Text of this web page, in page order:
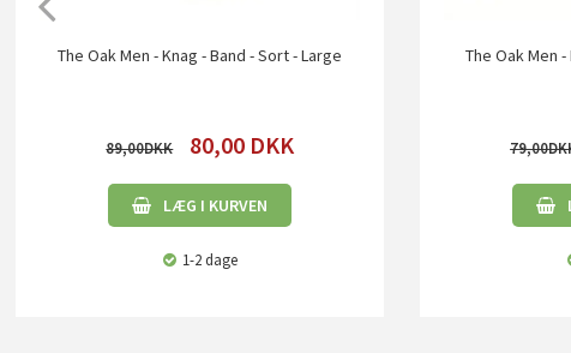
The Oak Men - Knag - Band - Sort - Large
89,00 80,00 DKK
LÆG I KURVEN
1-2 dage
The Oak Men -
79,00